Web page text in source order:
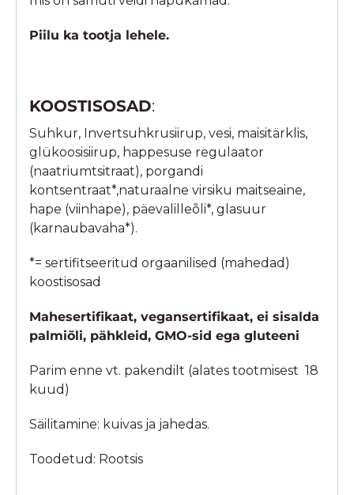
Piilu ka tootja lehele.
KOOSTISOSAD:
Suhkur, Invertsuhkrusiirup, vesi, maisitärklis,
glükoosisiirup, happesuse regulaator
(naatriumtsitraat), porgandi
kontsentraat*,naturaalne virsiku maitseaine,
hape (viinhape), päevalilleõli*, glasuur
(karnaubavaha*).
*= sertifitseeritud orgaanilised (mahedad)
koostisosad
Mahesertifikaat, vegansertifikaat, ei sisalda
palmiõli, pähkleid, GMO-sid ega gluteeni
Parim enne vt. pakendilt (alates tootmisest 18
kuud)
Säilitamine: kuivas ja jahedas.
Toodetud: Rootsis